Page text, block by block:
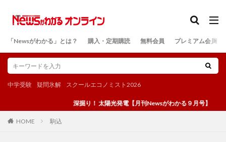
「Newsがわかる」とは？ 購入・定期購読 無料会員 プレミアム会員
中学受験 疑問氷解 スクールエコノミスト2026
深掘り！ 太陽光発電【月刊Newsがわかる９月号】
HOME 駒込
検索